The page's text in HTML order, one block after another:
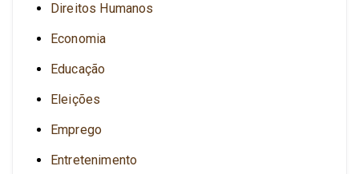
Direitos Humanos
Economia
Educação
Eleições
Emprego
Entretenimento